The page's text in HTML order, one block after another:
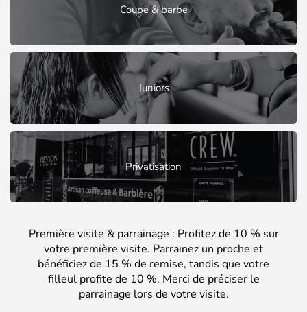
Coupe & barbe
Juniors
Privatisation
Première visite & parrainage : Profitez de 10 % sur
votre première visite. Parrainez un proche et
bénéficiez de 15 % de remise, tandis que votre
filleul profite de 10 %. Merci de préciser le
parrainage lors de votre visite.